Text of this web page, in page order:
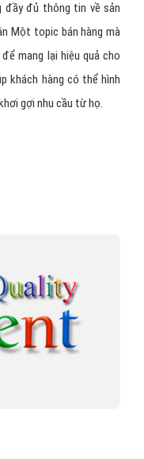
đầy đủ thông tin về sản
Một topic bán hàng mà
mang lại hiệu quả cho
khách hàng có thể hình
gợi nhu cầu từ họ.